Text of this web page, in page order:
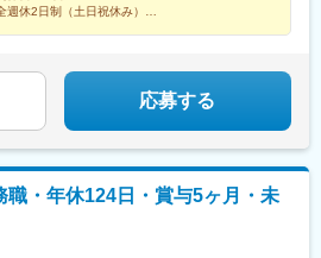
週休2日制（土日祝休み）
応募する
職・年休124日・賞与5ヶ月・未